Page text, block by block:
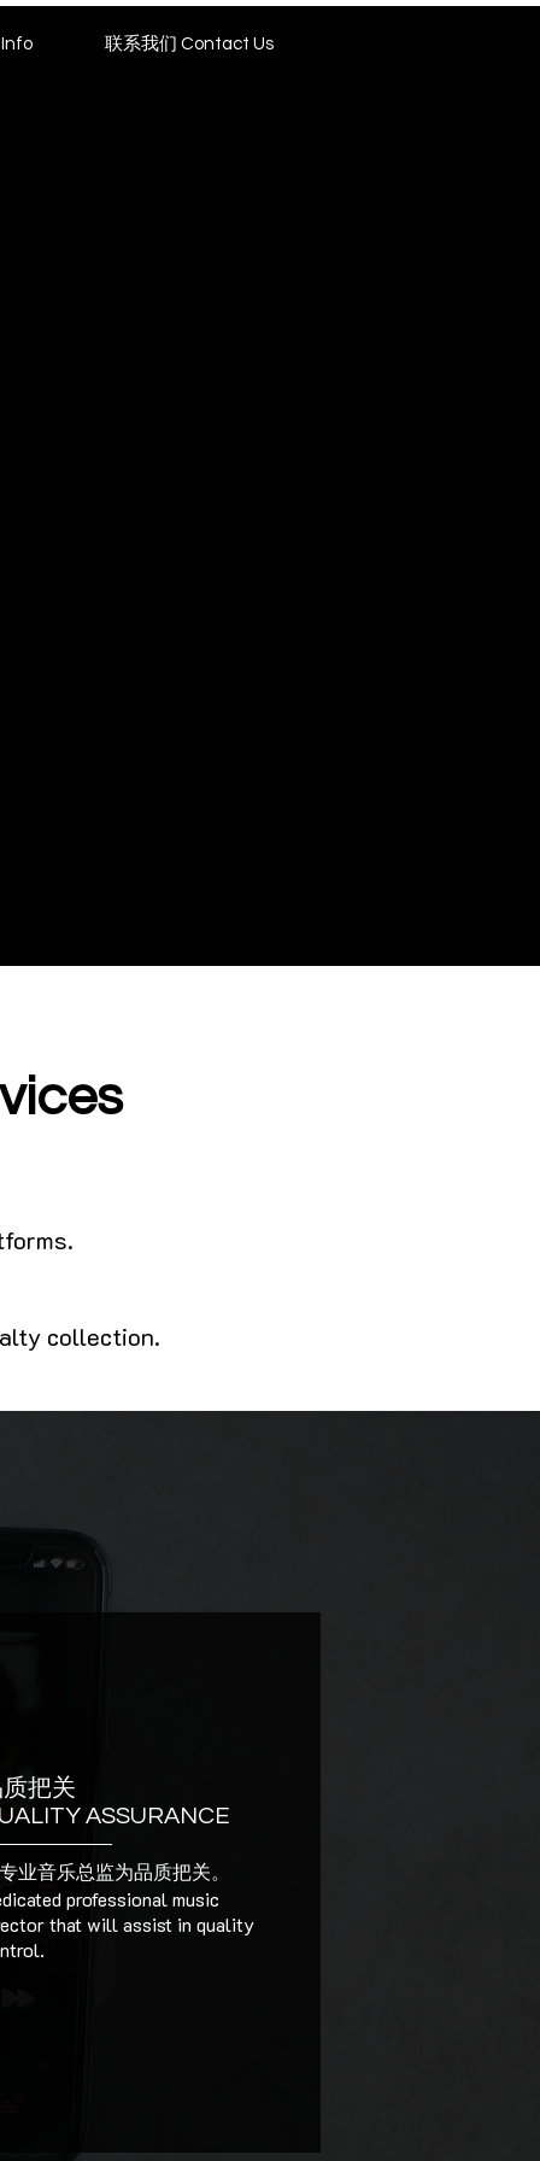
联系我们 Contact Us
collection.
把关
ASSURANCE
业音乐总监为品质把关。
professional music
that will assist in quality